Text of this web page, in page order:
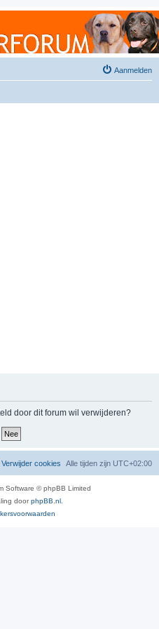
en België!
Aanmelden
door dit forum wil verwijderen?
Alle tijden zijn UTC+02:00
Verwijder cookies
Software © phpBB Limited
doorphpBB.nl